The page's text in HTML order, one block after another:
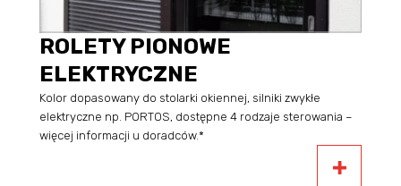
ROLETY PIONOWE
ELEKTRYCZNE
Kolor dopasowany do stolarki okiennej, silniki zwykłe
elektryczne np. PORTOS, dostępne 4 rodzaje sterowania –
więcej informacji u doradców.*